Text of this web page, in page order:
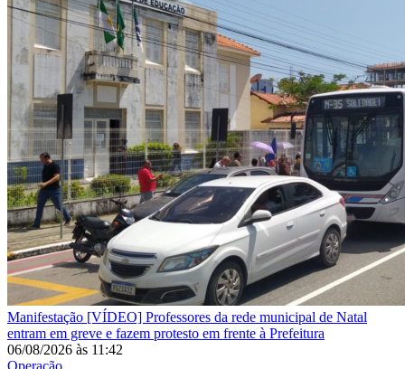
Manifestação [VÍDEO] Professores da rede municipal de Natal
entram em greve e fazem protesto em frente à Prefeitura
06/08/2026 às 11:42
Operação